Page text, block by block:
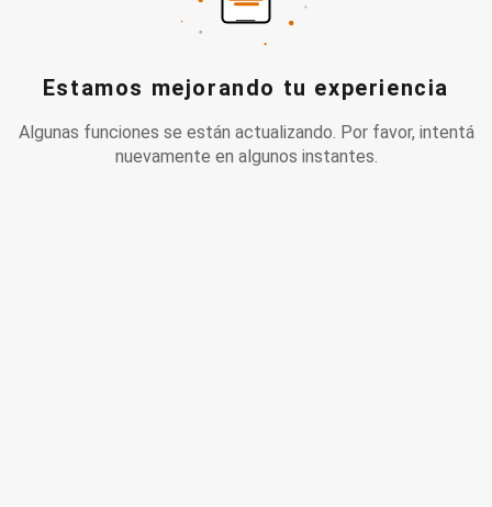
Estamos mejorando tu experiencia
Algunas funciones se están actualizando. Por favor, intentá
nuevamente en algunos instantes.